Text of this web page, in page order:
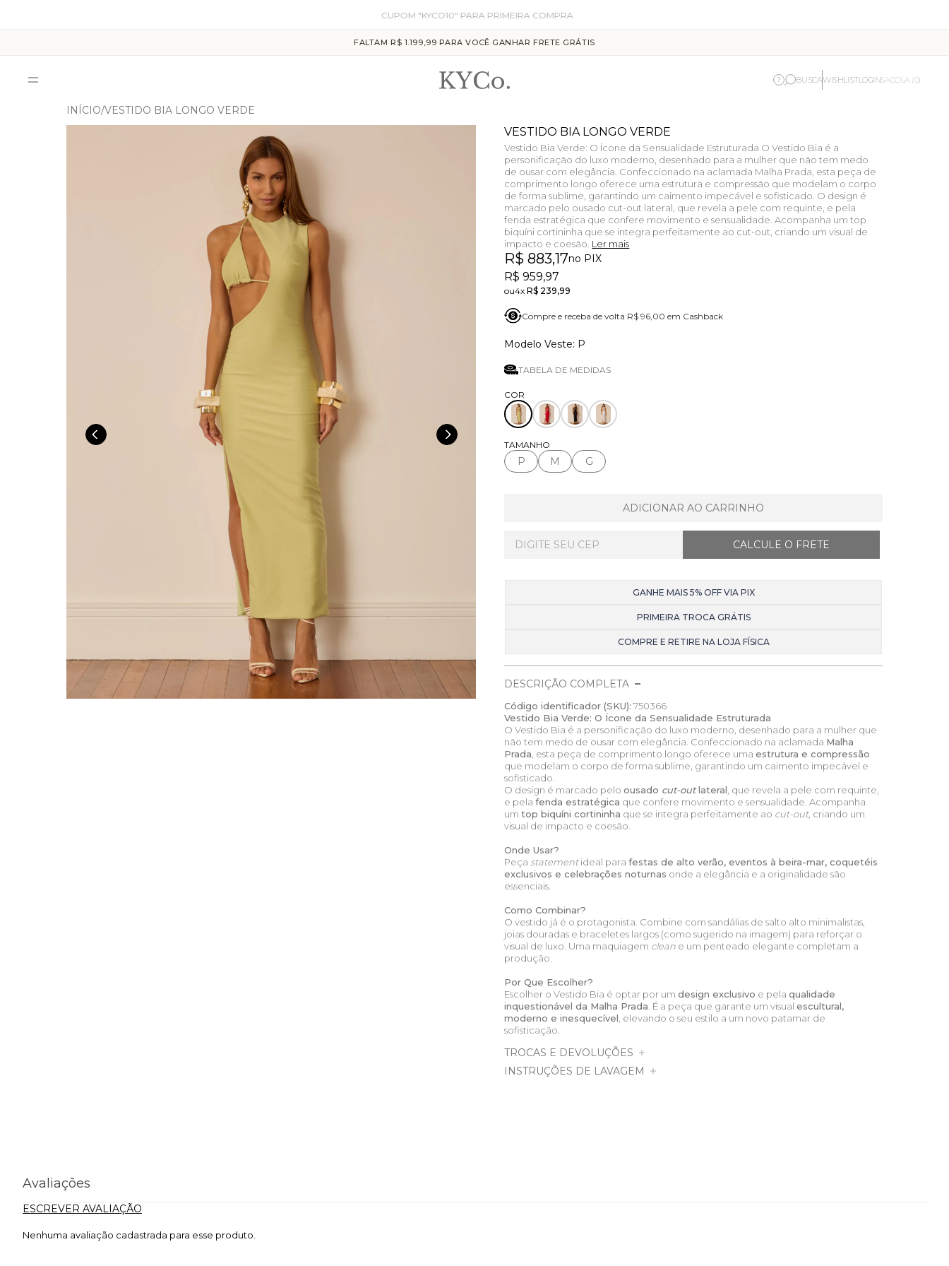
CUPOM "KYCO10" PARA PRIMEIRA COMPRA
FALTAM R$ 1.199,99 PARA VOCÊ GANHAR FRETE GRÁTIS
? BUSCAWISHLISTLOGINSACOLA (0)
INÍCIO VESTIDO BIA LONGO VERDE
VESTIDO BIA LONGO VERDE
Vestido Bia Verde: O Ícone da Sensualidade Estruturada O Vestido Bia é a
personificação do luxo moderno, desenhado para a mulher que não tem medo
de ousar com elegância. Confeccionado na aclamada Malha Prada, esta peça de
comprimento longo oferece uma estrutura e compressão que modelam o corpo
de forma sublime, garantindo um caimento impecável e sofisticado. O design é
marcado pelo ousado cut-out lateral, que revela a pele com requinte, e pela
fenda estratégica que confere movimento e sensualidade. Acompanha um top
biquíni cortininha que se integra perfeitamente ao cut-out, criando um visual de
impacto e coesão. Ler mais
R$ 883,17no PIX
R$ 959,97
4xR$ 239,99
Compre e receba de volta R$ 96,00 em Cashback
P
TABELA DE MEDIDAS
TAMANHO
P M G
ADICIONAR AO CARRINHO
GANHE MAIS 5% OFF VIA PIX
PRIMEIRA TROCA GRÁTIS
COMPRE E RETIRE NA LOJA FÍSICA
DESCRIÇÃO COMPLETA
Código identificador (SKU): 750366
Vestido Bia Verde: O Ícone da Sensualidade Estruturada
O Vestido Bia é a personificação do luxo moderno, desenhado para a mulher que
não tem medo de ousar com elegância. Confeccionado na aclamada Malha
Prada, esta peça de comprimento longo oferece umaestrutura e compressão
que modelam o corpo de forma sublime, garantindo um caimento impecável e
sofisticado.
O design é marcado peloousado cut-outlateral, que revela a pele com requinte,
e pelafenda estratégica que confere movimento e sensualidade. Acompanha
umtop biquíni cortininha que se integra perfeitamente ao cut-out, criando um
visual de impacto e coesão.
Onde Usar?
Peça statementideal parafestas de alto verão, eventos à beira-mar, coquetéis
exclusivos e celebrações noturnas onde a elegância e a originalidade são
essenciais.
Como Combinar?
O vestido já é o protagonista. Combine com sandálias de salto alto minimalistas,
joias douradas e braceletes largos (como sugerido na imagem) para reforçar o
visual de luxo. Uma maquiagem clean e um penteado elegante completam a
produção.
Por Que Escolher?
Escolher o Vestido Bia é optar por umdesign exclusivo e pelaqualidade
inquestionável da Malha Prada. É a peça que garante um visualescultural,
moderno e inesquecível, elevando o seu estilo a um novo patamar de
sofisticação.
TROCAS E DEVOLUÇÕES
INSTRUÇÕES DE LAVAGEM
Avaliações
ESCREVER AVALIAÇÃO
Nenhuma avaliação cadastrada para esse produto.